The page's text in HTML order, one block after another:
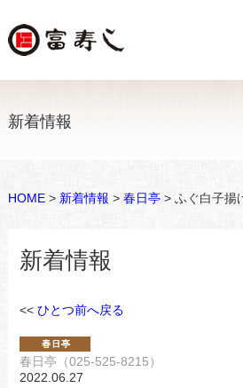
新着情報
HOME> 新着情報 > 春日亭> ふぐ白子揚
新着情報
<< ひとつ前へ戻る
春日亭（025-525-8215）
2022.06.27